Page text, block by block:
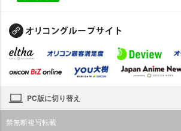
PC版に切り替え
禁無断複写転載